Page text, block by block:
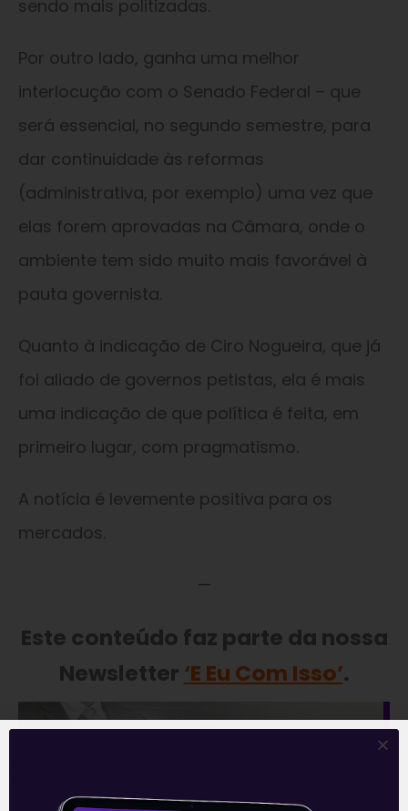
sendo mais politizadas.
Por outro lado, ganha uma melhor
interlocução com o Senado Federal – que
será essencial, no segundo semestre, para
dar continuidade às reformas
(administrativa, por exemplo) uma vez que
elas forem aprovadas na Câmara, onde o
ambiente tem sido muito mais favorável à
pauta governista.
Quanto à indicação de Ciro Nogueira, que já
foi aliado de governos petistas, ela é mais
uma indicação de que política é feita, em
primeiro lugar, com pragmatismo.
A notícia é levemente positiva para os
mercados.
—
Este conteúdo faz parte da nossa
Newsletter ‘E Eu Com Isso’.